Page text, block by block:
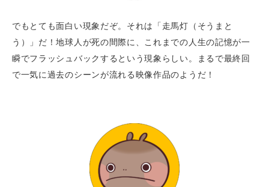
でもとても面白い現象だぞ。それは「走馬灯（そうまと
う）」だ！地球人が死の間際に、これまでの人生の記憶が一
瞬でフラッシュバックするという現象らしい。まるで最終回
で一気に過去のシーンが流れる映像作品のようだ！